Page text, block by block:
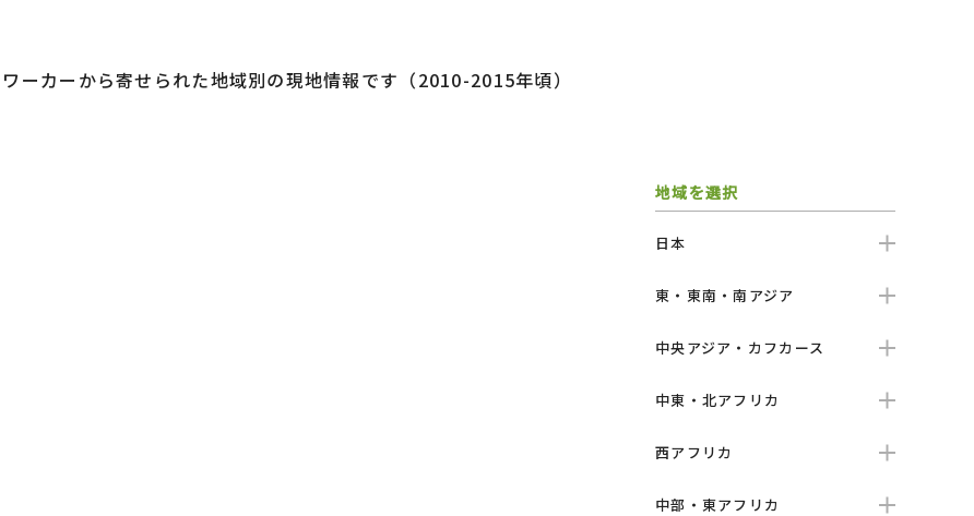
ーカーから寄せられた地域別の現地情報です（2010-2015年頃）
地域を選択
日本
東・東南・南アジア
中央アジア・カフカース
中東・北アフリカ
西アフリカ
中部・東アフリカ